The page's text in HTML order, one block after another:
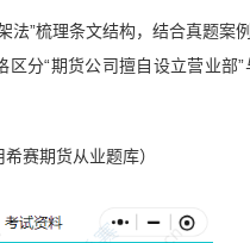
法”梳理条文结构，结合真题案
区分“期货公司擅自设立营业部”
赛期货从业题库）